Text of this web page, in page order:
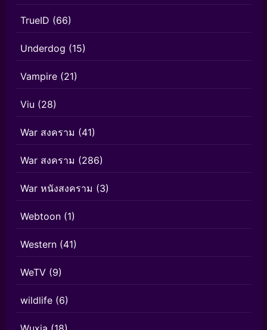
TrueID (66)
Underdog (15)
Vampire (21)
Viu (28)
War สงคราม (41)
War สงคราม (286)
War หนังสงคราม (3)
Webtoon (1)
Western (41)
WeTV (9)
wildlife (6)